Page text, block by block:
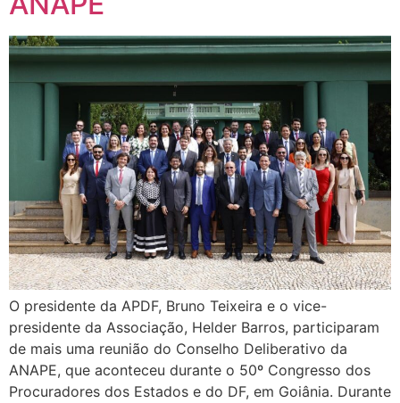
O presidente da APDF, Bruno Teixeira e o vice-
presidente da Associação, Helder Barros, participaram
de mais uma reunião do Conselho Deliberativo da
ANAPE, que aconteceu durante o 50º Congresso dos
Procuradores dos Estados e do DF, em Goiânia. Durante